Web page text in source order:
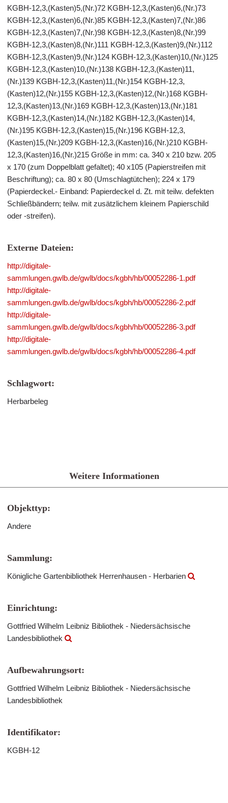
KGBH-12,3,(Kasten)5,(Nr.)72 KGBH-12,3,(Kasten)6,(Nr.)73
KGBH-12,3,(Kasten)6,(Nr.)85 KGBH-12,3,(Kasten)7,(Nr.)86
KGBH-12,3,(Kasten)7,(Nr.)98 KGBH-12,3,(Kasten)8,(Nr.)99
KGBH-12,3,(Kasten)8,(Nr.)111 KGBH-12,3,(Kasten)9,(Nr.)112
KGBH-12,3,(Kasten)9,(Nr.)124 KGBH-12,3,(Kasten)10,(Nr.)125
KGBH-12,3,(Kasten)10,(Nr.)138 KGBH-12,3,(Kasten)11,
(Nr.)139 KGBH-12,3,(Kasten)11,(Nr.)154 KGBH-12,3,
(Kasten)12,(Nr.)155 KGBH-12,3,(Kasten)12,(Nr.)168 KGBH-
12,3,(Kasten)13,(Nr.)169 KGBH-12,3,(Kasten)13,(Nr.)181
KGBH-12,3,(Kasten)14,(Nr.)182 KGBH-12,3,(Kasten)14,
(Nr.)195 KGBH-12,3,(Kasten)15,(Nr.)196 KGBH-12,3,
(Kasten)15,(Nr.)209 KGBH-12,3,(Kasten)16,(Nr.)210 KGBH-
12,3,(Kasten)16,(Nr.)215 Größe in mm: ca. 340 x 210 bzw. 205
x 170 (zum Doppelblatt gefaltet); 40 x105 (Papierstreifen mit
Beschriftung); ca. 80 x 80 (Umschlagtütchen); 224 x 179
(Papierdeckel.- Einband: Papierdeckel d. Zt. mit teilw. defekten
Schließbändern; teilw. mit zusätzlichem kleinem Papierschild
oder -streifen).
Externe Dateien:
http://digitale-
sammlungen.gwlb.de/gwlb/docs/kgbh/hb/00052286-1.pdf
http://digitale-
sammlungen.gwlb.de/gwlb/docs/kgbh/hb/00052286-2.pdf
http://digitale-
sammlungen.gwlb.de/gwlb/docs/kgbh/hb/00052286-3.pdf
http://digitale-
sammlungen.gwlb.de/gwlb/docs/kgbh/hb/00052286-4.pdf
Schlagwort:
Herbarbeleg
Weitere Informationen
Objekttyp:
Andere
Sammlung:
Königliche Gartenbibliothek Herrenhausen - Herbarien
Einrichtung:
Gottfried Wilhelm Leibniz Bibliothek - Niedersächsische
Landesbibliothek
Aufbewahrungsort:
Gottfried Wilhelm Leibniz Bibliothek - Niedersächsische
Landesbibliothek
Identifikator:
KGBH-12